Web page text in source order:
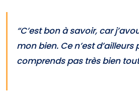
“C’est bon à savoir, car
mon bien. Ce n’est
comprends pas très bien